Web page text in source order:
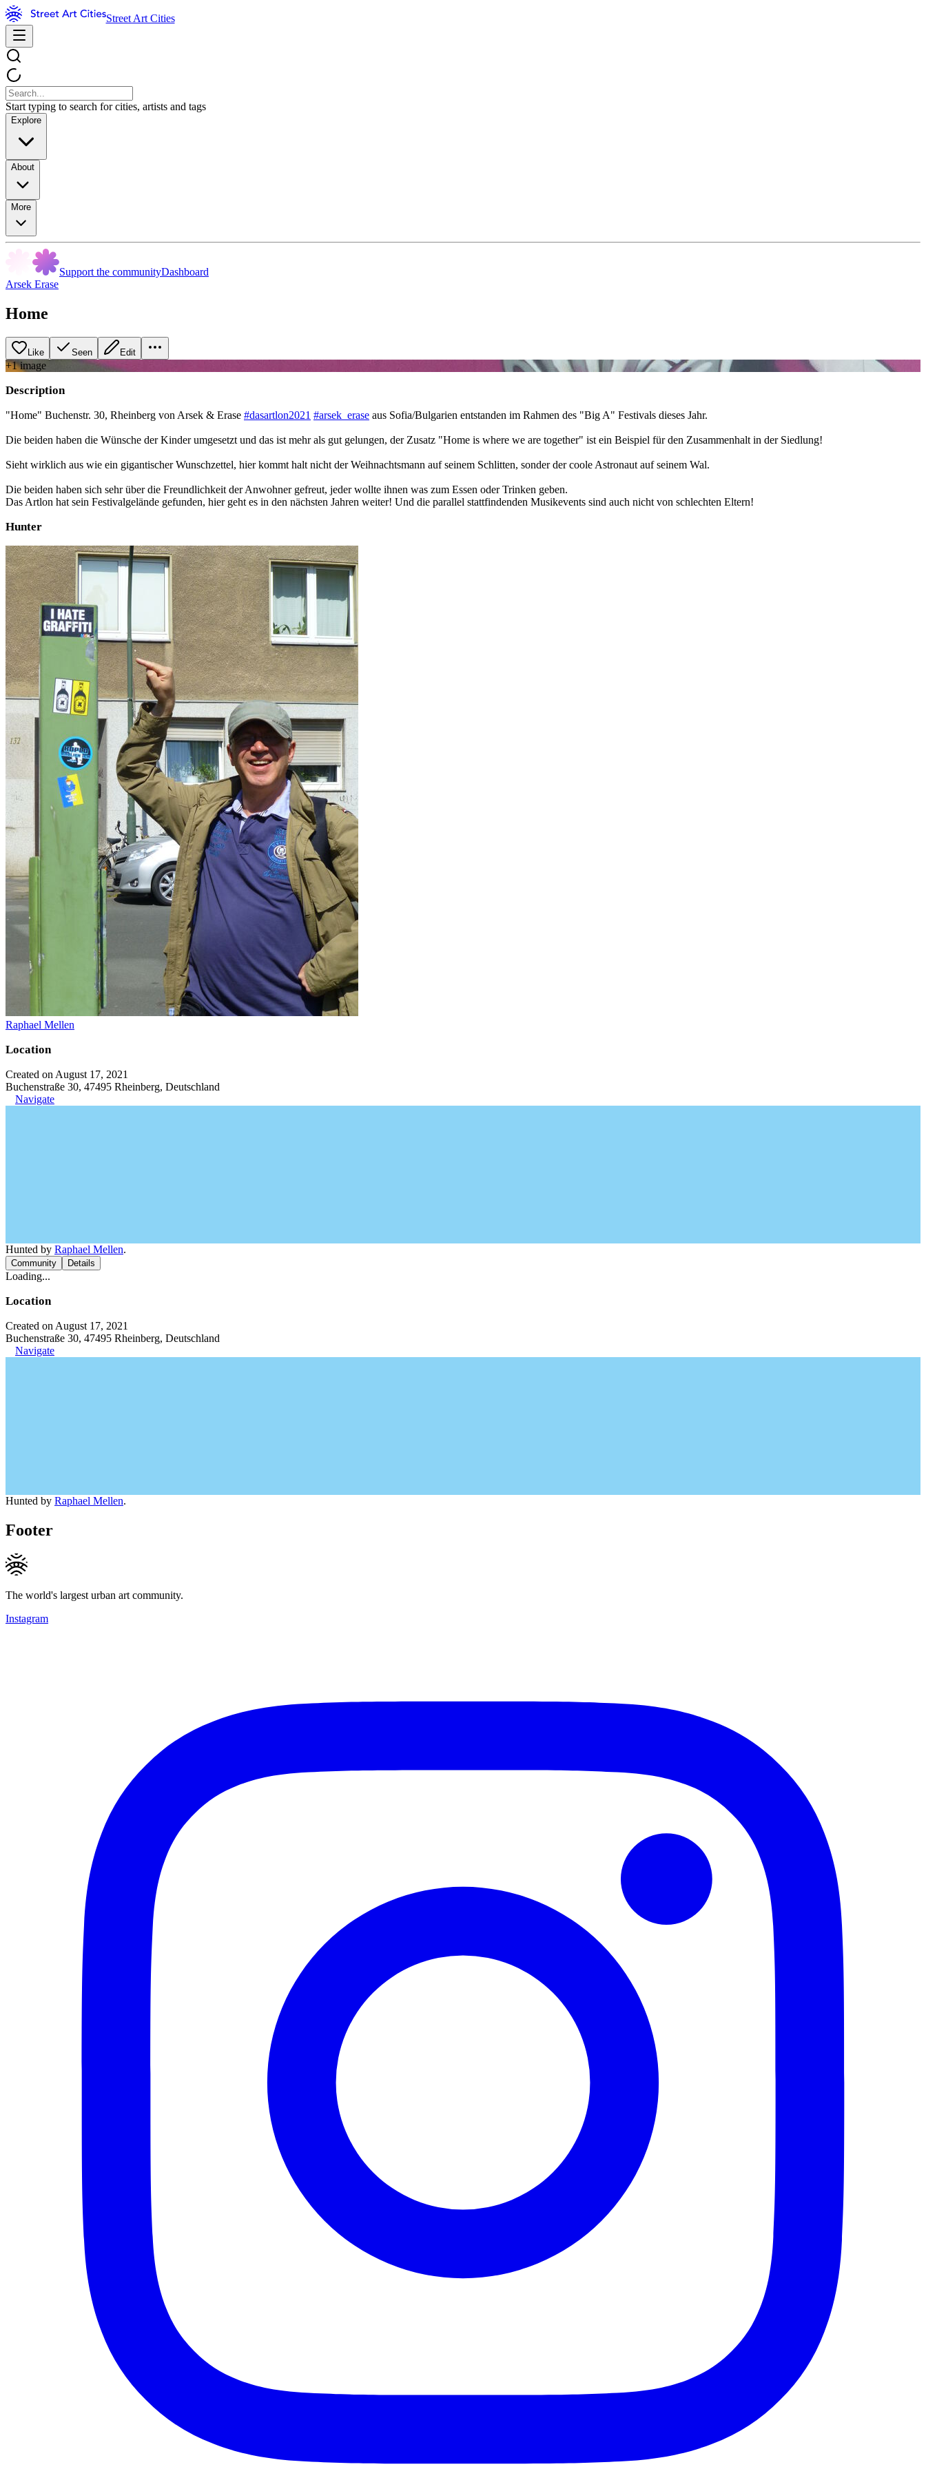
Street Art Cities
Start typing to search for cities, artists and tags
Explore
About
More
Support the communityDashboard
Arsek Erase
Home
Like Seen Edit
+1image
Description
"Home" Buchenstr. 30, Rheinberg von Arsek & Erase #dasartlon2021 #arsek_erase aus Sofia/Bulgarien entstanden im Rahmen des "Big A" Festivals dieses Jahr.
Die beiden haben die Wünsche der Kinder umgesetzt und das ist mehr als gut gelungen, der Zusatz "Home is where we are together" ist ein Beispiel für den Zusammenhalt in der Siedlung!
Sieht wirklich aus wie ein gigantischer Wunschzettel, hier kommt halt nicht der Weihnachtsmann auf seinem Schlitten, sonder der coole Astronaut auf seinem Wal.
Die beiden haben sich sehr über die Freundlichkeit der Anwohner gefreut, jeder wollte ihnen was zum Essen oder Trinken geben.
Das Artlon hat sein Festivalgelände gefunden, hier geht es in den nächsten Jahren weiter! Und die parallel stattfindenden Musikevents sind auch nicht von schlechten Eltern!
Hunter
Raphael Mellen
Location
Created on August 17, 2021
Buchenstraße 30, 47495 Rheinberg, Deutschland
Navigate
Hunted by Raphael Mellen.
Community Details
Loading...
Location
Created on August 17, 2021
Buchenstraße 30, 47495 Rheinberg, Deutschland
Navigate
Hunted by Raphael Mellen.
Footer
The world's largest urban art community.
Instagram